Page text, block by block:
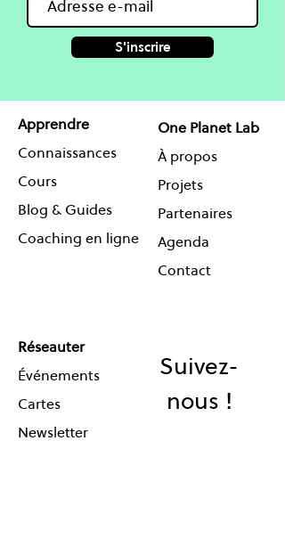
S'inscrire
Apprendre
Connaissances
Cours
Blog & Guides
Coaching en ligne
One Planet Lab
À propos
Projets
Partenaires
Agenda
Contact
Réseauter
Événements
Cartes
Newsletter
Suivez-
nous !